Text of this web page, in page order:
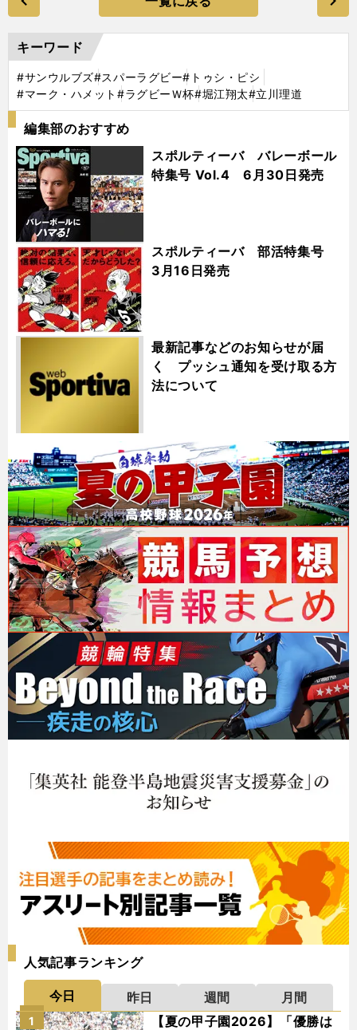
キーワード
#サンウルブズ#スパーラグビー#トゥシ・ピシ
#マーク・ハメット#ラグビーＷ杯#堀江翔太#立川理道
編集部のおすすめ
スポルティーバ バレーボール
特集号 Vol.4 6月30日発売
スポルティーバ 部活特集号
3月16日発売
最新記事などのお知らせが届
く プッシュ通知を受け取る方
法について
人気記事ランキング
今日 昨日 週間
月間
【夏の甲子園2026】「優勝は
1